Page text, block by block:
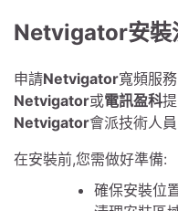
Netvigator安裝
申請Netvigator寬頻服
Netvigator或電訊盈科
Netvigator會派技術人
在安裝前,您需做好準備:
確保安裝位